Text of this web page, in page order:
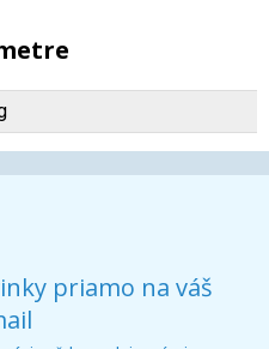
priamo na váš